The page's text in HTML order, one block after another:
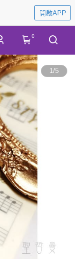
開啟APP
0
1/5